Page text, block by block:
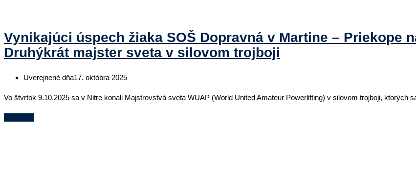
Vynikajúci úspech žiaka SOŠ Dopravná v Martine – Priekope
Druhýkrát majster sveta v silovom trojboji
Uverejnené dňa17. októbra 2025
Vo štvrtok 9.10.2025 sa v Nitre konali Majstrovstvá sveta WUAP (World United Amateur Powerlifting) v silovom trojboji, ktorých